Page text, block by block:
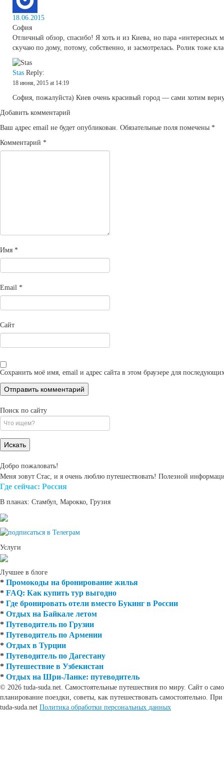
18.06.2015
София
Отличный обзор, спасибо! Я хоть и из Киева, но пара «интересных
скучаю по дому, потому, собственно, и засмотрелась. Ролик тоже
Stas Reply:
18 июня, 2015 at 14:19
София, пожалуйста) Киев очень красивый город — сами хотим
Добавить комментарий
Ваш адрес email не будет опубликован. Обязательные поля помечены *
Комментарий *
Имя *
Email *
Сайт
Сохранить моё имя, email и адрес сайта в этом браузере для
Поиск по сайту
Search
for:
Добро пожаловать!
Меня зовут Стас, и я очень люблю путешествовать! Полезной
Где cейчас: Россия
В планах: Стамбул, Марокко, Грузия
Услуги
Лучшее в блоге
* Промокоды на бронирование жилья
* FAQ: Как купить тур выгодно
* Где бронировать отели вместо Букинг в России
* Отдых на Байкале летом
* Путеводитель по Грузии
* Путеводитель по Армении
* Отдых в Турции
* Путеводитель по Дагестану
* Путешествие в Узбекистан
* Отдых на Шри-Ланке: путеводитель
© 2026 tuda-suda.net. Самостоятельные путешествия по миру. Сайт о
планирование поездки, советы, как путешествовать самостоятельно.
tuda-suda.net Политика обработки персональных данных